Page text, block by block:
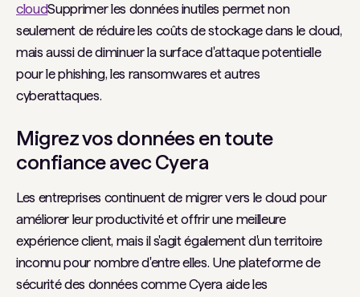
cloudSupprimer les données inutiles permet non
seulement de réduire les coûts de stockage dans le cloud,
mais aussi de diminuer la surface d'attaque potentielle
pour le phishing, les ransomwares et autres
cyberattaques.
Migrez vos données en toute
confiance avec Cyera
Les entreprises continuent de migrer vers le cloud pour
améliorer leur productivité et offrir une meilleure
expérience client, mais il s'agit également d'un territoire
inconnu pour nombre d'entre elles. Une plateforme de
sécurité des données comme Cyera aide les